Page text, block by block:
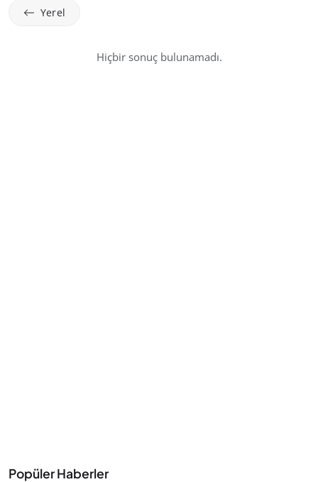
Yerel
Hiçbir sonuç bulunamadı.
Popüler Haberler